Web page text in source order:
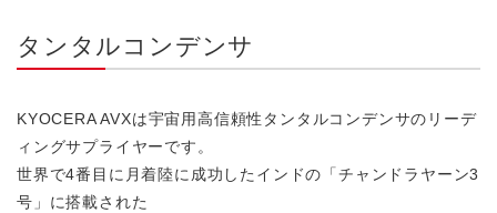
タンタルコンデンサ
KYOCERA AVXは宇宙用高信頼性タンタルコンデンサのリーデ
ィングサプライヤーです。
世界で4番目に月着陸に成功したインドの「チャンドラヤーン3
号」に搭載された